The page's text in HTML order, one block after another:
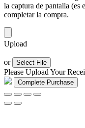
la captura de pantalla (es
completar la compra.
Upload
or Select File
Please Upload Your